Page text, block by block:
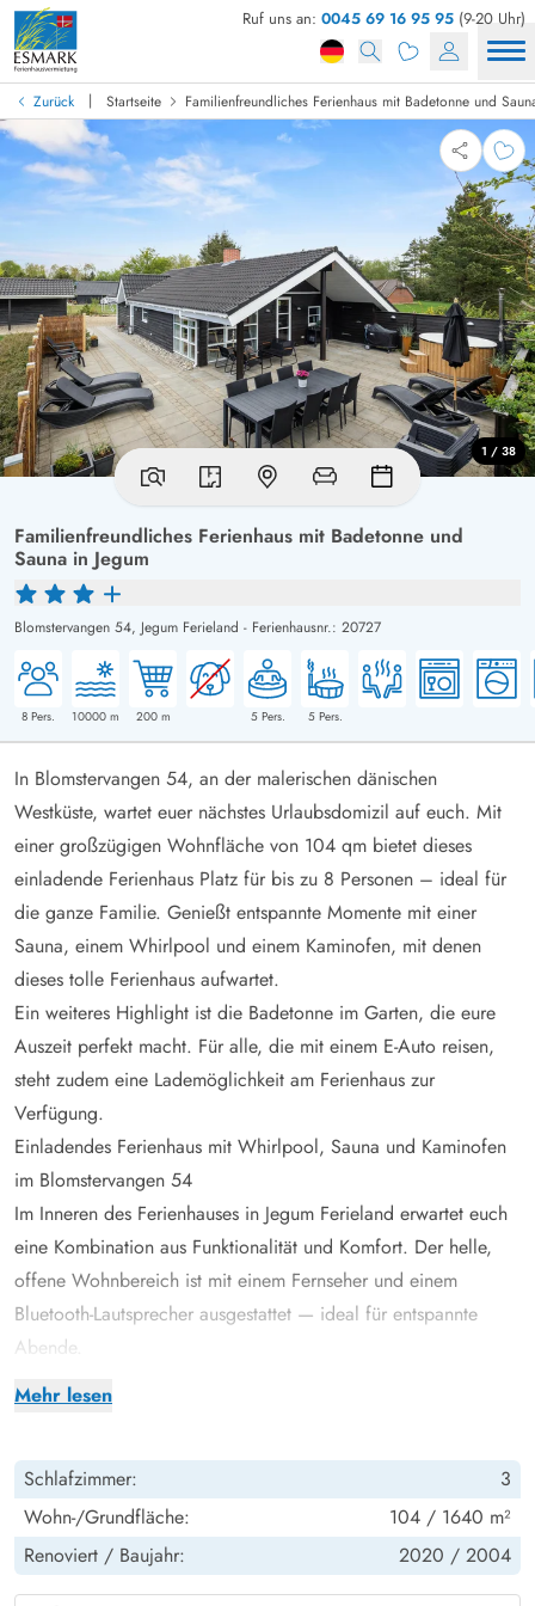
Ruf uns an: 0045 69 16 95 95 (9-20 Uhr)
Zurück | Startseite Familienfreundliches Ferienhaus mit Badetonne und
Familienfreundliches Ferienhaus mit Badetonne und
Sauna in Jegum
Blomstervangen 54, Jegum Ferieland - Ferienhausnr.: 20727
8 Pers. 10000 m 200m 5Pers. 5Pers.
1 / 38
Mehr lesen
In Blomstervangen 54, an der malerischen dänischen
Westküste, wartet euer nächstes Urlaubsdomizil auf euch. Mit
einer großzügigen Wohnfläche von 104 qm bietet dieses
einladende Ferienhaus Platz für bis zu 8 Personen – ideal für
die ganze Familie. Genießt entspannte Momente mit einer
Sauna, einem Whirlpool und einem Kaminofen, mit denen
dieses tolle Ferienhaus aufwartet.
Ein weiteres Highlight ist die Badetonne im Garten, die eure
Auszeit perfekt macht. Für alle, die mit einem E-Auto reisen,
steht zudem eine Lademöglichkeit am Ferienhaus zur
Verfügung.
Einladendes Ferienhaus mit Whirlpool, Sauna und Kaminofen
im Blomstervangen 54
Im Inneren des Ferienhauses in Jegum Ferieland erwartet euch
eine Kombination aus Funktionalität und Komfort. Der helle,
offene Wohnbereich ist mit einem Fernseher und einem
Bluetooth-Lautsprecher ausgestattet — ideal für entspannte
Abende.
Der Kaminofen sorgt nicht nur für Wärme, sondern auch für
Esstisch, während das Holz im Hintergrund knistert. Die
energiesparende Wärmepumpe hält das Ferienhaus in allen
Jahreszeiten angenehm temperiert.
In der gut ausgestatteten, offenen Küche findet ihr u. A. eine
Schlafzimmer:
3
Wohn-/Grundfläche:
104 / 1640 m²
Renoviert / Baujahr: 2020 / 2004